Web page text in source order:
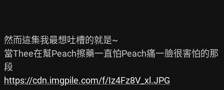
然而這集我最想吐槽的就是~
當Thee在幫Peach擦藥一直怕Peach痛一臉很害怕的那
https://cdn.imgpile.com/f/Iz4Fz8V_xl.JPG